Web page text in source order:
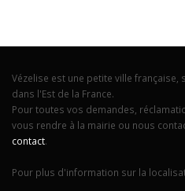
Vézelise est une petite ville française,
dans l'Est de la France.
Pour toutes vos demandes,
vous rendre à la mairie ou nous
contact.
Pour plus d'information sur la